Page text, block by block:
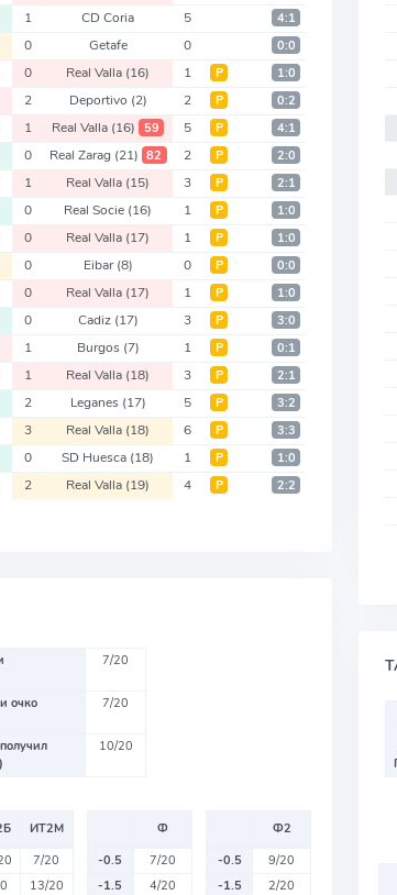
1 CD Coria 5 4:1
0 Getafe 0 0:0
0 Real Valla (16) 1 Р 1:0
2 Deportivo (2) 2 Р 0:2
1 Real Valla (16) 59 5 Р 4:1
0 Real Zarag (21) 82 2 Р 2:0
1 Real Valla (15) 3 Р 2:1
0 Real Socie (16) 1 Р 1:0
0 Real Valla (17) 1 Р 1:0
0 Eibar(8) 0 Р 0:0
0 Real Valla (17) 1 Р 1:0
0 Cadiz (17) 3 Р 3:0
1 Burgos (7) 1 Р 0:1
1 Real Valla (18) 3 Р 2:1
2 Leganes (17) 5 Р 3:2
3 Real Valla (18) 6 Р 3:3
0 SD Huesca (18) 1 Р 1:0
2 Real Valla (19) 4 Р 2:2
7/20
очко
7/20
10/20
ИТ2М
7/20
13/20
Ф
-0.5
7/20
-1.5
4/20
Ф2
-0.5
9/20
-1.5
2/20